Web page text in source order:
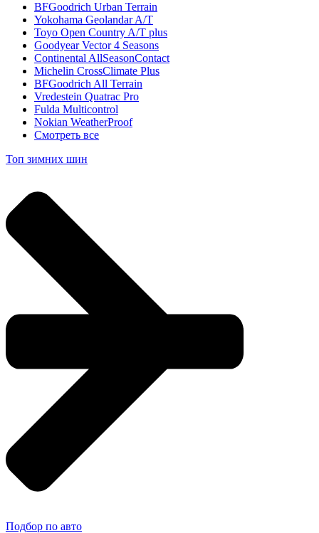
BFGoodrich Urban Terrain
Yokohama Geolandar A/T
Toyo Open Country A/T plus
Goodyear Vector 4 Seasons
Continental AllSeasonContact
Michelin CrossClimate Plus
BFGoodrich All Terrain
Vredestein Quatrac Pro
Fulda Multicontrol
Nokian WeatherProof
Смотреть все
Топ зимних шин
Подбор по авто